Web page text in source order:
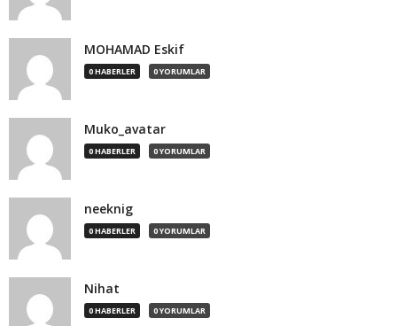
MOHAMAD Eskif
0 HABERLER 0 YORUMLAR
Muko_avatar
0 HABERLER 0 YORUMLAR
neeknig
0 HABERLER 0 YORUMLAR
Nihat
0 HABERLER 0 YORUMLAR